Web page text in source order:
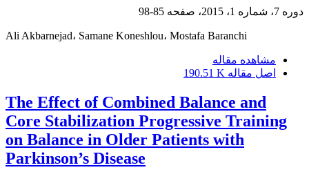
دوره 7، شماره 1، 2015، صفحه 85-98
Ali Akbarnejad، Samane Koneshlou، Mostafa Baranchi
مشاهده مقاله
اصل مقاله 190.51 K
The Effect of Combined Balance and
Core Stabilization Progressive Training
on Balance in Older Patients with
Parkinson’s Disease